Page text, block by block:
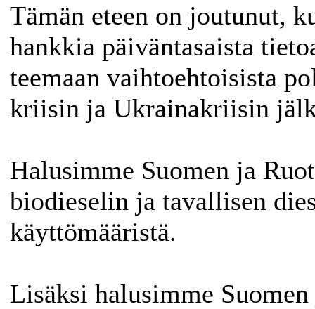
Tämän eteen on joutunut,
hankkia päiväntasaista
teemaan vaihtoehtoisista
kriisin ja Ukrainakriisin
Halusimme Suomen ja
biodieselin ja tavallisen
käyttömääristä.
Lisäksi halusimme